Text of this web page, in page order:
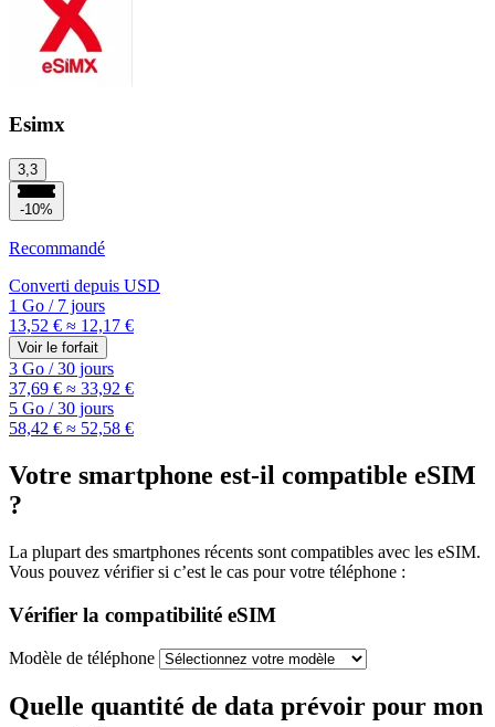
Esimx
3,3
-10%
Recommandé
Converti depuis USD
1 Go /7 jours
13,52 € ≈ 12,17 €
Voir le forfait
3 Go /30 jours
37,69 € ≈ 33,92 €
5 Go /30 jours
58,42 € ≈ 52,58 €
Votre smartphone est-il compatible eSIM
?
La plupart des smartphones récents sont compatibles avec les eSIM.
Vous pouvez vérifier si c’est le cas pour votre téléphone :
Vérifier la compatibilité eSIM
Modèle de téléphone
Quelle quantité de data prévoir pour mon